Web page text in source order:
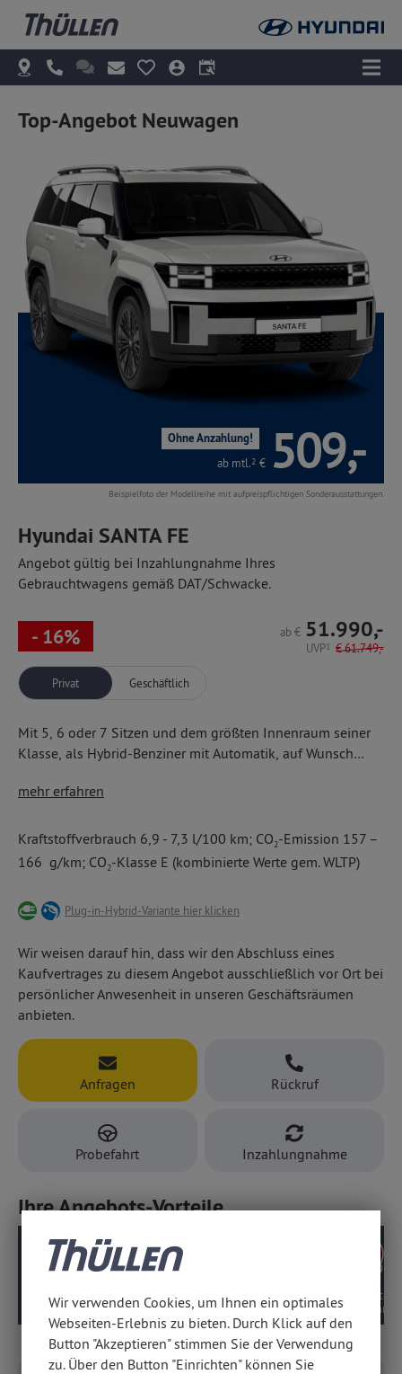
Top-Angebot Neuwagen
ab mtl.2 €
Ohne Anzahlung! 509,-
Beispielfoto der Modellreihe mit aufpreispflichtigen Sonderausstattungen.
Hyundai SANTA FE
Angebot gültig bei Inzahlungnahme Ihres
Gebrauchtwagens gemäß DAT/Schwacke.
- 16% ab € 51.990,-
UVP1 €61.749,-
Privat Geschäftlich
Mit 5, 6 oder 7 Sitzen und dem größten Innenraum seiner
Klasse, als Hybrid-Benziner mit Automatik, auf Wunsch
sein muss! Serienmäßig komfortabel ausgestattet wie z. B.
modernsten Assistenzsystemen, z.B. Notbremsassistent
mit Radfahrererkennung,
20''-Leichtmetallfelgen,
Cockpit mit zwei 12,3''-Panorama-Curved-Displays,
Ledersitzen und -lenkrad.
Wir informieren Sie gern über die attraktiven Santa Fe-
Ausstattungslinien, fragen Sie einfach nach.
mehr erfahren
Kraftstoffverbrauch 6,9 - 7,3 l/100 km; CO2-Emission 157 –
166 g/km; CO2-Klasse E (kombinierte Werte gem. WLTP)
Plug-in-Hybrid-Variante hier klicken
Wir weisen darauf hin, dass wir den Abschluss eines
Kaufvertrages zu diesem Angebot ausschließlich vor Ort bei
persönlicher Anwesenheit in unseren Geschäftsräumen
anbieten.
Anfragen Rückruf
Probefahrt Inzahlungnahme
Ihre Angebots-Vorteile
Geprüfte
Beratungsqualität
Deutsches Modell,
kein EU-Import
10 Jahre
Wir verwenden Cookies, um Ihnen ein optimales
Webseiten-Erlebnis zu bieten. Durch Klick auf den
Button "Akzeptieren" stimmen Sie der Verwendung
zu. Über den Button "Einrichten" können Sie